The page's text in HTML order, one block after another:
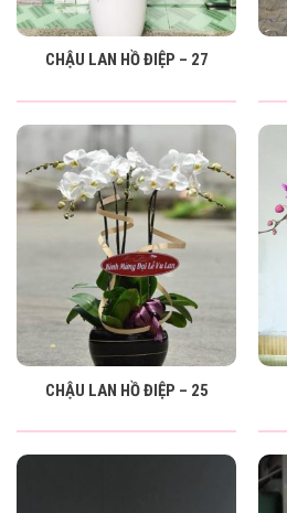
CHẬU LAN HỒ ĐIỆP – 27
CHẬU LAN HỒ ĐIỆP – 25